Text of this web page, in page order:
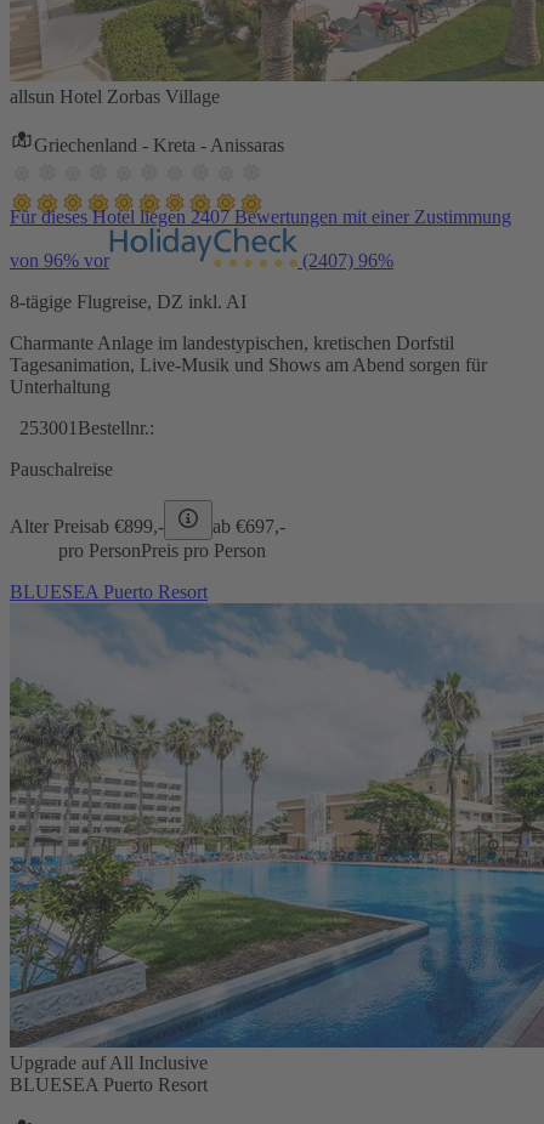
allsun Hotel Zorbas Village
Griechenland - Kreta - Anissaras
Für dieses Hotel liegen 2407 Bewertungen mit einer Zustimmung
von 96% vor (2407) 96%
8-tägige Flugreise, DZ inkl. AI
Charmante Anlage im landestypischen, kretischen Dorfstil
Tagesanimation, Live-Musik und Shows am Abend sorgen für
Unterhaltung
253001 Bestellnr.:
Pauschalreise
Alter Preisab €899,- ab €697,-
pro PersonPreis pro Person
BLUESEA Puerto Resort
Upgrade auf All Inclusive
BLUESEA Puerto Resort